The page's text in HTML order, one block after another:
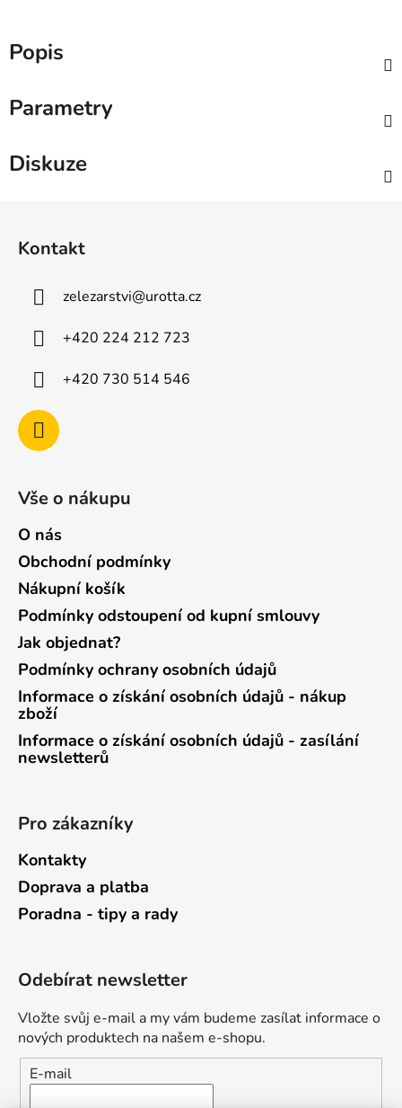
Popis
Parametry
Diskuze
Kontakt
zelezarstvi@urotta.cz
+420 224 212 723
+420 730 514 546
Vše o nákupu
O nás
Obchodní podmínky
Nákupní košík
Podmínky odstoupení od kupní smlouvy
Jak objednat?
Podmínky ochrany osobních údajů
Informace o získání osobních údajů - nákup
zboží
Informace o získání osobních údajů - zasílání
newsletterů
Pro zákazníky
Kontakty
Doprava a platba
Poradna - tipy a rady
Odebírat newsletter
Vložte svůj e-mail a my vám budeme zasílat informace o
nových produktech na našem e-shopu.
E-mail